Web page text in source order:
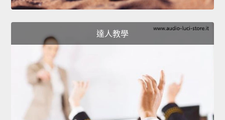
達人教學